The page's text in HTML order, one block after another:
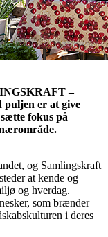
–
puljen er at give
fokus på
og Samlingskraft
at kende og
og hverdag.
som brænder
i deres